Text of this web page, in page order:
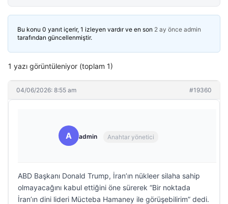
Bu konu 0 yanıt içerir, 1 izleyen vardır ve en son 2 ay önce admin
tarafından güncellenmiştir.
1 yazı görüntüleniyor (toplam 1)
04/06/2026: 8:55 am #19360
A admin Anahtar yönetici
ABD Başkanı Donald Trump, İran’ın nükleer silaha sahip
olmayacağını kabul ettiğini öne sürerek “Bir noktada
İran’ın dini lideri Mücteba Hamaney ile görüşebilirim” dedi.